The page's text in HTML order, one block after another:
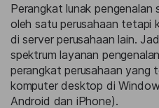
Perangkat lunak pengenalan
oleh satu perusahaan tetapi
di server perusahaan lain.
spektrum layanan
perangkat perusahaan yang
komputer desktop di
Android dan iPhone).